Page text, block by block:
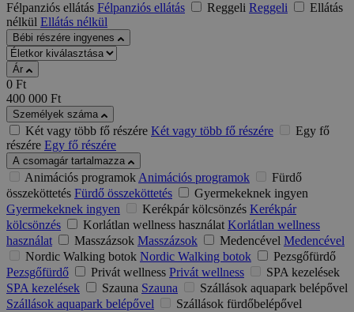
Félpanziós ellátás Félpanziós ellátás Reggeli Reggeli
Ellátás
nélkül Ellátás nélkül
Bébi részére ingyenes
Ár
0 Ft
400 000 Ft
Személyek száma
Két vagy több fő részére Két vagy több fő részére
Egy fő
részére Egy fő részére
A csomagár tartalmazza
Animációs programokAnimációs programok
Fürdő
összeköttetés Fürdő összeköttetés
Gyermekeknek ingyen
Gyermekeknek ingyen
Kerékpár kölcsönzés Kerékpár
kölcsönzés
Korlátlan wellness használat Korlátlan wellness
használat
Masszázsok Masszázsok Medencével Medencével
Nordic Walking botok Nordic Walking botok
Pezsgőfürdő
Pezsgőfürdő
Privát wellness Privát wellness
SPA kezelések
SPA kezelések
Szauna Szauna
Szállások aquapark belépővel
Szállások aquapark belépővel
Szállások fürdőbelépővel